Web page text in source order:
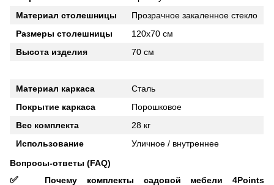
Материал столешницы
Прозрачное закаленное стекло
Размеры столешницы
120х70 см
Высота изделия
70 см
Материал каркаса
Сталь
Покрытие каркаса
Порошковое
Вес комплекта
28 кг
Использование
Уличное / внутреннее
Вопросы-ответы (FAQ)
✅
Почему комплекты садовой мебели 4Points